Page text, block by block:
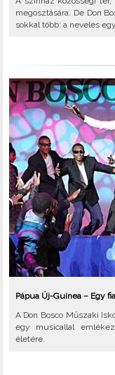
megosztására. De Don
sokkal több: a nevelés
Pápua Új-Guinea – Egy
A Don Bosco Műszaki
egy musicallal
életére.